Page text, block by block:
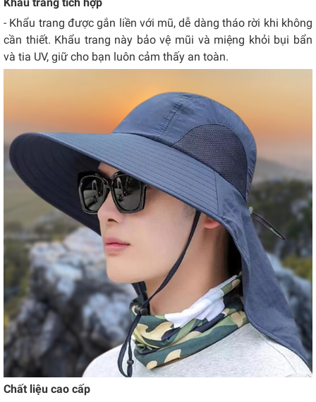
- Khẩu trang được gắn liền với mũ, dễ dàng tháo rời khi không
cần thiết. Khẩu trang này bảo vệ mũi và miệng khỏi bụi bẩn
và tia UV, giữ cho bạn luôn cảm thấy an toàn.
Chất liệu cao cấp